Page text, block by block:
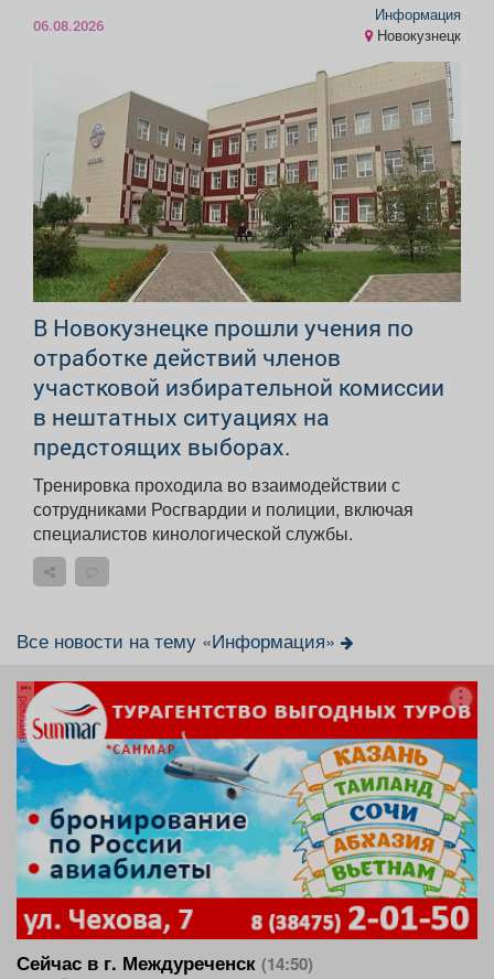
06.08.2026
Информация
Новокузнецк
В Новокузнецке прошли учения по
отработке действий членов
участковой избирательной комиссии
в нештатных ситуациях на
предстоящих выборах.
Тренировка проходила во взаимодействии с
сотрудниками Росгвардии и полиции, включая
специалистов кинологической службы.
Все новости на тему «Информация»
реклама
Сейчас в г. Междуреченск (14:50)